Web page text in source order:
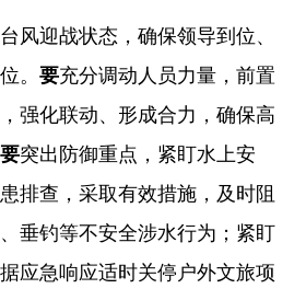
风迎战状态，确保领导到位、
。 要充分调动人员力量，前置
强化联动、形成合力，确保高
要突出防御重点，紧盯水上安
排查，采取有效措施，及时阻
垂钓等不安全涉水行为；紧盯
应急响应适时关停户外文旅项